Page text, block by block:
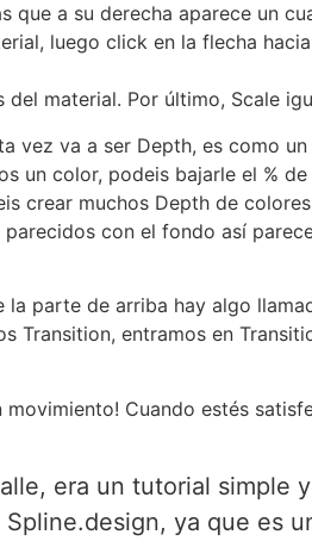
que a su derecha aparece un
luego click en la flecha
material. Por último, Scale
vez va a ser Depth, es como un
un color, podeis bajarle el %
crear muchos Depth de
con el fondo así
la parte de arriba hay algo
Transition, entramos en
movimiento! Cuando estés
era un tutorial simple
ya que es